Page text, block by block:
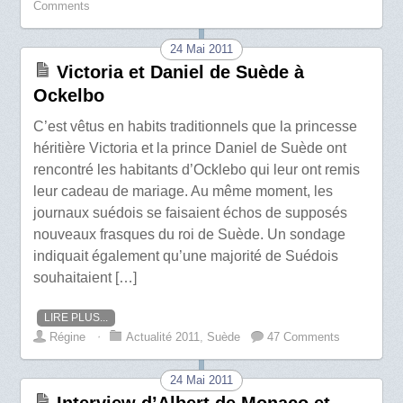
Comments
24 Mai 2011
Victoria et Daniel de Suède à
Ockelbo
C’est vêtus en habits traditionnels que la princesse
héritière Victoria et la prince Daniel de Suède ont
rencontré les habitants d’Ocklebo qui leur ont remis
leur cadeau de mariage. Au même moment, les
journaux suédois se faisaient échos de supposés
nouveaux frasques du roi de Suède. Un sondage
indiquait également qu’une majorité de Suédois
souhaitaient […]
LIRE PLUS...
Régine ⋅ Actualité 2011, Suède 47 Comments
24 Mai 2011